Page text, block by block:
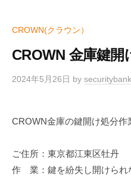
ラ
ブ
1
番
開
け
処
移
・
修
CROWN(クラウン）
CROWN 金庫鍵開
2024年5月26日 by securitybank
CROWN金庫の鍵開け処分作
ご住所：東京都江東区牡丹
作 業：鍵を紛失し開けられ